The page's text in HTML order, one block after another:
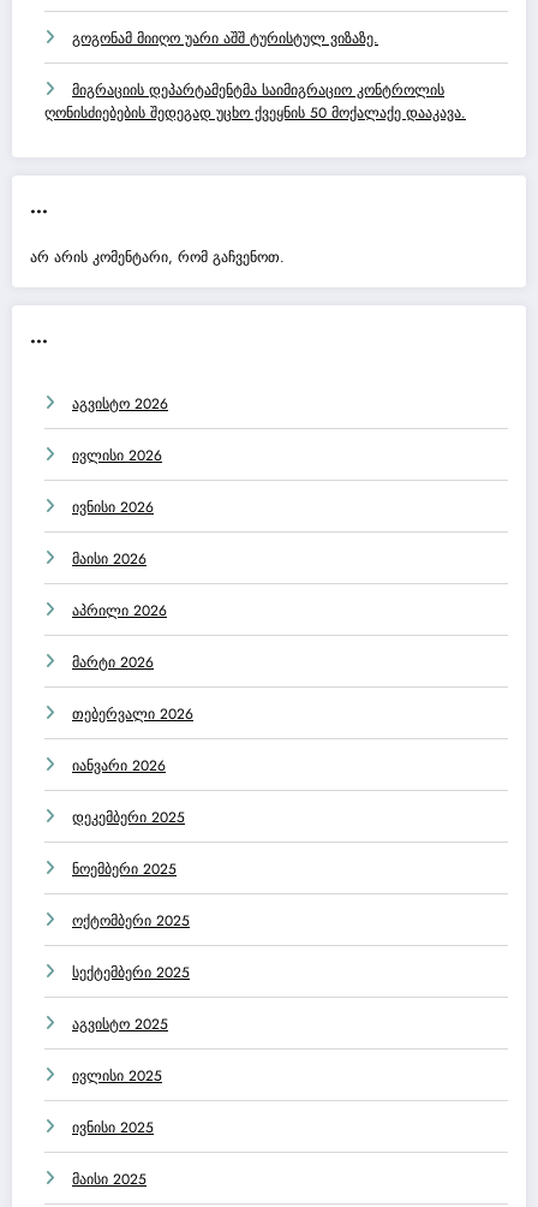
გოგონამ მიიღო უარი აშშ ტურისტულ ვიზაზე.
მიგრაციის დეპარტამენტმა საიმიგრაციო კონტროლის
ღონისძიებების შედეგად უცხო ქვეყნის 50 მოქალაქე დააკავა.
...
არ არის კომენტარი, რომ გაჩვენოთ.
...
აგვისტო 2026
ივლისი 2026
ივნისი 2026
მაისი 2026
აპრილი 2026
მარტი 2026
თებერვალი 2026
იანვარი 2026
დეკემბერი 2025
ნოემბერი 2025
ოქტომბერი 2025
სექტემბერი 2025
აგვისტო 2025
ივლისი 2025
ივნისი 2025
მაისი 2025